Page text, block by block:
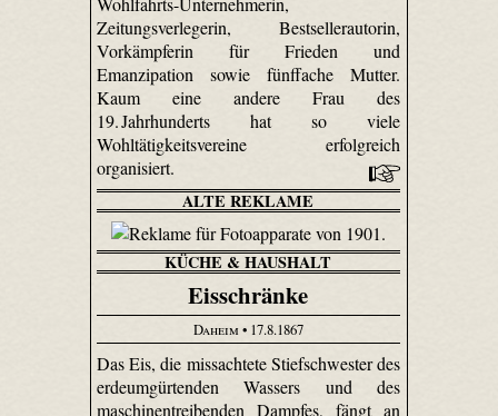
Zeitungsverlegerin, Bestsellerautorin,
Vorkämpferin für Frieden und
Emanzipation sowie fünffache Mutter.
Kaum eine andere Frau des
19. Jahrhunderts hat so viele
Wohltätigkeitsvereine erfolgreich
organisiert.
ALTE REKLAME
KÜCHE & HAUSHALT
Eisschränke
Daheim • 17.8.1867
Das Eis, die missachtete Stiefschwester des
erdeum­gürtenden Wassers und des
maschinen­treibenden Dampfes, fängt an